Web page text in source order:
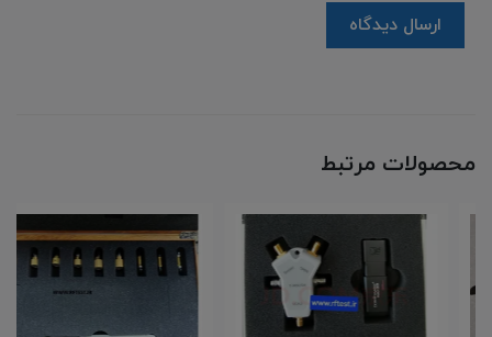
ارسال دیدگاه
محصولات مرتبط